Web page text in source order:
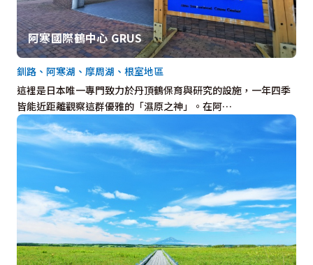
阿寒國際鶴中心 GRUS
這裡是日本唯一專門致力於丹頂鶴保育與研究的設施，一年四季
皆能近距離觀察這群優雅的「濕原之神」。在阿…
釧路、阿寒湖、摩周湖、根室地區